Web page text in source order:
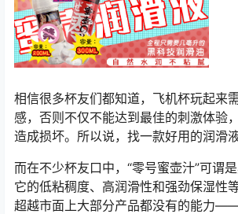
相信很多杯友们都知道，飞机杯玩起来
感，否则不仅不能达到最佳的刺激体验
造成损坏。所以说，找一款好用的润滑
而在不少杯友口中，“零号蜜壶汁”可谓是
它的低粘稠度、高润滑性和强劲保湿性
超越市面上大部分产品都没有的能力